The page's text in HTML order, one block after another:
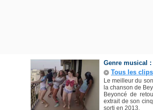
Genre musical :
Tous les
Le meilleur du
la chanson de
Beyoncé de
extrait de son
sorti en 2013.